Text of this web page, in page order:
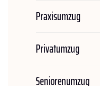
Praxisumzug
Privatumzug
Seniorenumzug